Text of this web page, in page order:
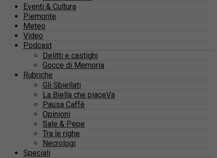
Eventi & Cultura
Piemonte
Meteo
Video
Podcast
Delitti e castighi
Gocce di Memoria
Rubriche
Gli Sbiellati
La Biella che piaceVa
Pausa Caffè
Opinioni
Sale & Pepe
Tra le righe
Necrologi
Speciali